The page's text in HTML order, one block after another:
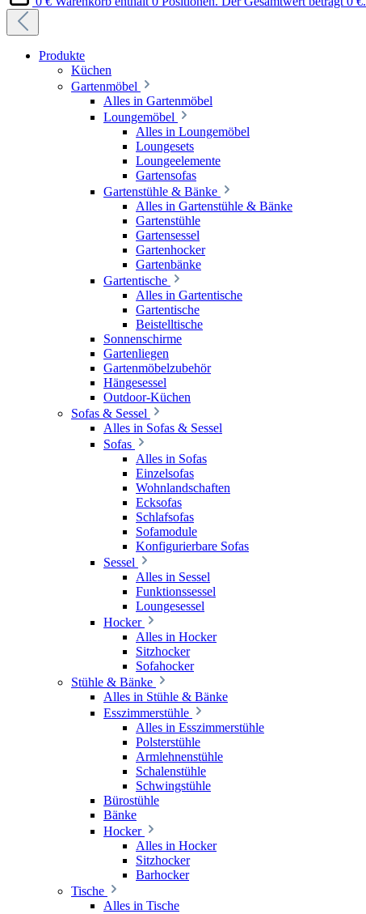
Produkte
Küchen
Gartenmöbel
Alles in Gartenmöbel
Loungemöbel
Alles in Loungemöbel
Loungesets
Loungeelemente
Gartensofas
Gartenstühle & Bänke
Alles in Gartenstühle & Bänke
Gartenstühle
Gartensessel
Gartenhocker
Gartenbänke
Gartentische
Alles in Gartentische
Gartentische
Beistelltische
Sonnenschirme
Gartenliegen
Gartenmöbelzubehör
Hängesessel
Outdoor-Küchen
Sofas & Sessel
Alles in Sofas & Sessel
Sofas
Alles in Sofas
Einzelsofas
Wohnlandschaften
Ecksofas
Schlafsofas
Sofamodule
Konfigurierbare Sofas
Sessel
Alles in Sessel
Funktionssessel
Loungesessel
Hocker
Alles in Hocker
Sitzhocker
Sofahocker
Stühle & Bänke
Alles in Stühle & Bänke
Esszimmerstühle
Alles in Esszimmerstühle
Polsterstühle
Armlehnenstühle
Schalenstühle
Schwingstühle
Bürostühle
Bänke
Hocker
Alles in Hocker
Sitzhocker
Barhocker
Tische
Alles in Tische